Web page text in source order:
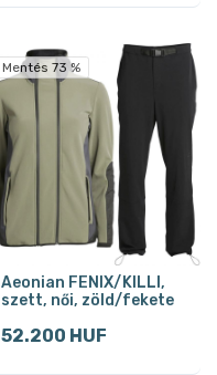
Mentés 73 %
Aeonian FENIX/KILLI,
szett, női, zöld/fekete
52.200 HUF